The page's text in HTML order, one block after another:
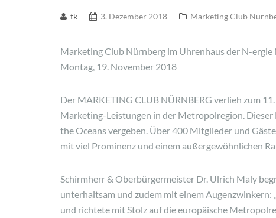
tk 3. Dezember 2018 Marketing Club
Marketing Club Nürnberg im Uhrenhaus der N-ergie
Montag, 19. November 2018
Der MARKETING CLUB NÜRNBERG verlieh zum
Marketing-Leistungen in der Metropolregion. Dieser
the Oceans vergeben. Über 400 Mitglieder und
mit viel Prominenz und einem außergewöhnlichen
Schirmherr & Oberbürgermeister Dr. Ulrich Maly
unterhaltsam und zudem mit einem
und richtete mit Stolz auf die europäische